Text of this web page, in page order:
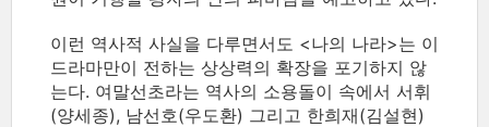
이런 역사적 사실을 다루면서도 <나의 나라>는 이
드라마만이 전하는 상상력의 확장을 포기하지 않
는다. 여말선초라는 역사의 소용돌이 속에서 서휘
(양세종), 남선호(우도환) 그리고 한희재(김설현)